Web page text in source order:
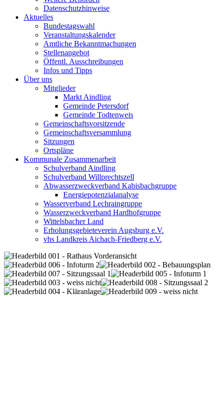
Datenschutzhinweise
Aktuelles
Bundestagswahl
Veranstaltungskalender
Amtliche Bekanntmachungen
Stellenangebot
Öffentl. Ausschreibungen
Infos und Tipps
Über uns
Mitglieder
Markt Aindling
Gemeinde Petersdorf
Gemeinde Todtenweis
Gemeinschaftsvorsitzende
Gemeinschaftsversammlung
Sitzungen
Ortspläne
Kommunale Zusammenarbeit
Schulverband Aindling
Schulverband Willprechtszell
Abwasserzweckverband Kabisbachgruppe
Energiepotenzialanalyse
Wasserverband Lechraingruppe
Wasserzweckverband Hardhofgruppe
Wittelsbacher Land
Erholungsgebieteverein Augsburg e.V.
vhs Landkreis Aichach-Friedberg e.V.